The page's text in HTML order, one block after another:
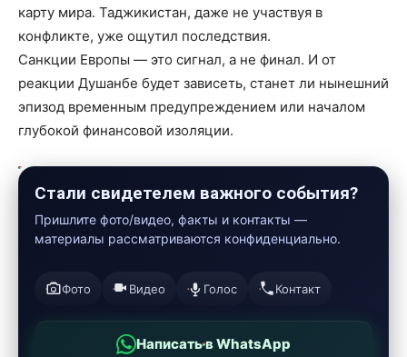
карту мира. Таджикистан, даже не участвуя в
конфликте, уже ощутил последствия.
Санкции Европы — это сигнал, а не финал. И от
реакции Душанбе будет зависеть, станет ли нынешний
эпизод временным предупреждением или началом
глубокой финансовой изоляции.
Стали свидетелем важного события?
Пришлите фото/видео, факты и контакты —
материалы рассматриваются конфиденциально.
Фото Видео Голос Контакт
Написать в WhatsApp